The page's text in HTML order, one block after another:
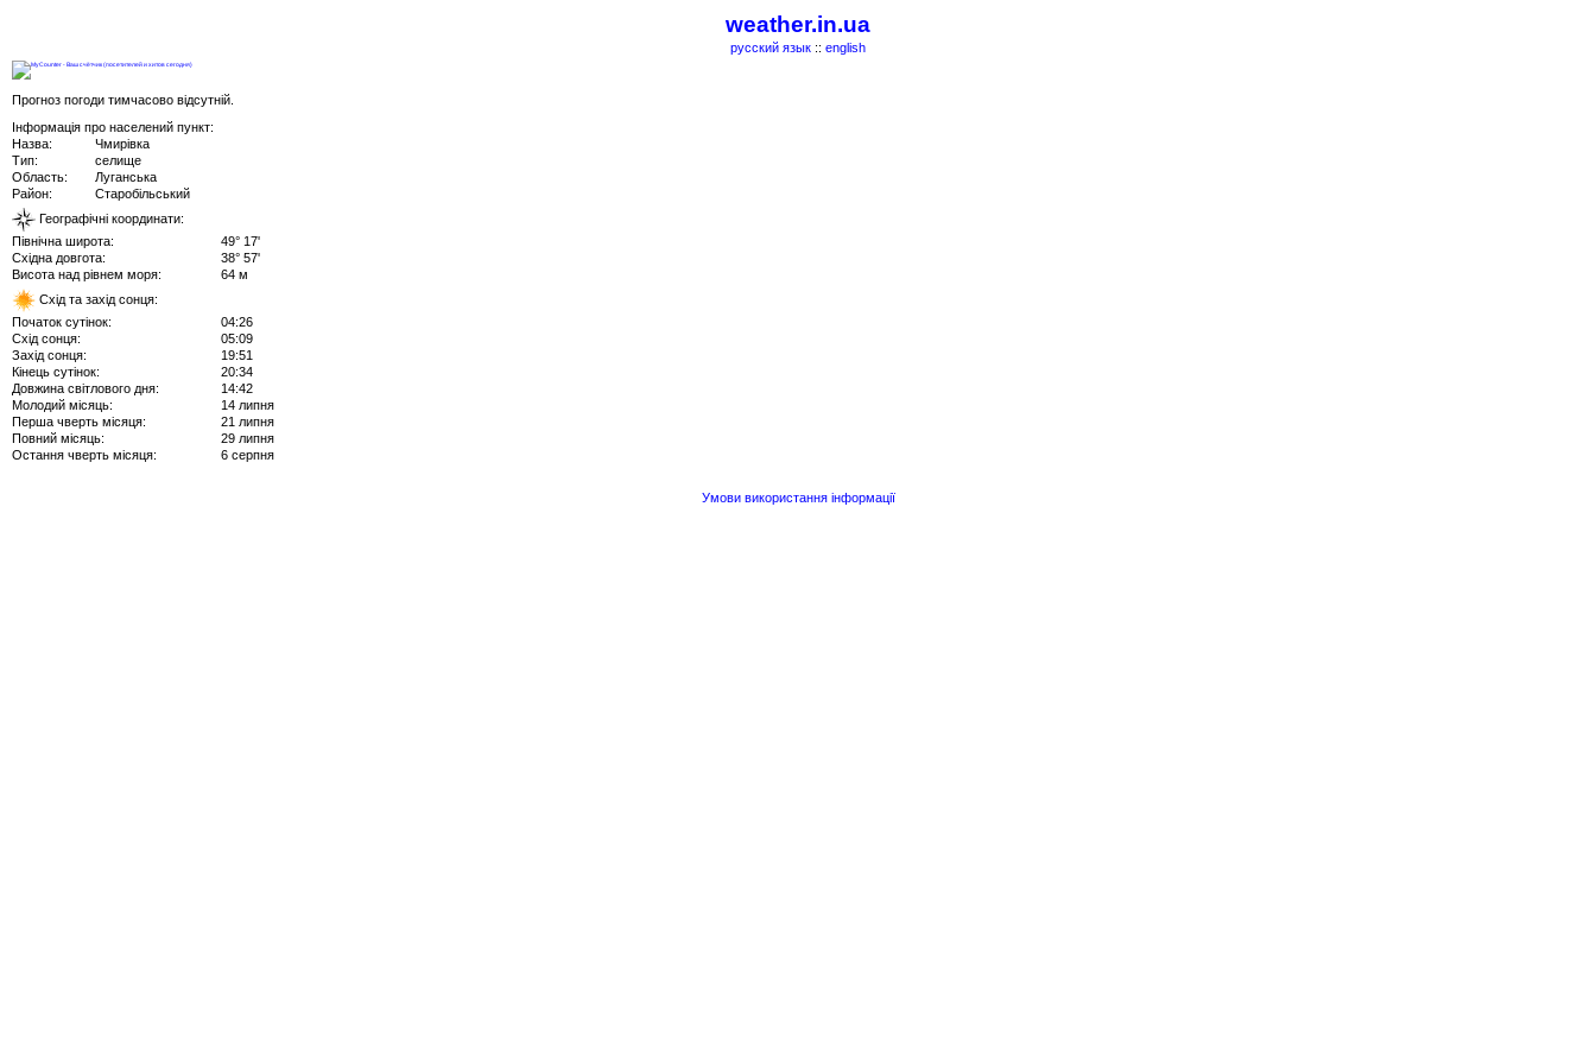
weather.in.ua
русский язык :: english
Прогноз погоди тимчасово відсутній.
Інформація про населений пункт:
Назва:
Чмирівка
Тип:
селище
Область:
Луганська
Район:
Старобільський
Географічні координати:
Північна широта:
49° 17'
Східна довгота:
38° 57'
Висота над рівнем моря:
64 м
Схід та захід сонця:
Початок сутінок:
04:26
Схід сонця:
05:09
Захід сонця:
19:51
Кінець сутінок:
20:34
Довжина світлового дня:
14:42
Молодий місяць:
14 липня
Перша чверть місяця:
21 липня
Повний місяць:
29 липня
Остання чверть місяця:
6 серпня
Умови використання інформації